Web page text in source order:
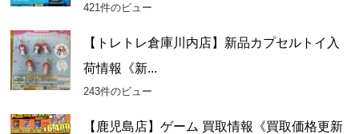
421件のビュー
【トレトレ倉庫川内店】新品カプセルトイ入
荷情報《新...
243件のビュー
【鹿児島店】ゲーム 買取情報《買取価格更新